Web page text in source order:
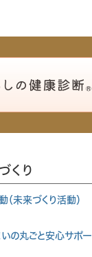
くり
未来づくり活動）
いの丸ごと安心サポー